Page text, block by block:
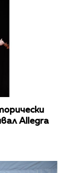
Allegra